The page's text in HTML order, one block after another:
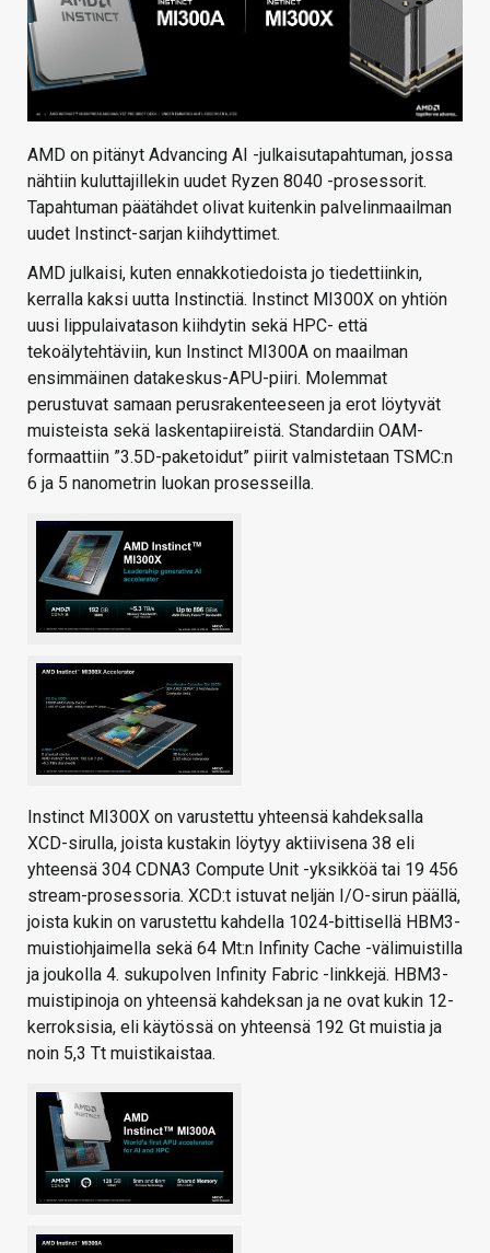
AMD on pitänyt Advancing AI -julkaisutapahtuman, jossa
nähtiin kuluttajillekin uudet Ryzen 8040 -prosessorit.
Tapahtuman päätähdet olivat kuitenkin palvelinmaailman
uudet Instinct-sarjan kiihdyttimet.
AMD julkaisi, kuten ennakkotiedoista jo tiedettiinkin,
kerralla kaksi uutta Instinctiä. Instinct MI300X on yhtiön
uusi lippulaivatason kiihdytin sekä HPC- että
tekoälytehtäviin, kun Instinct MI300A on maailman
ensimmäinen datakeskus-APU-piiri. Molemmat
perustuvat samaan perusrakenteeseen ja erot löytyvät
muisteista sekä laskentapiireistä. Standardiin OAM-
formaattiin ”3.5D-paketoidut” piirit valmistetaan TSMC:n
6 ja 5 nanometrin luokan prosesseilla.
Instinct MI300X on varustettu yhteensä kahdeksalla
XCD-sirulla, joista kustakin löytyy aktiivisena 38 eli
yhteensä 304 CDNA3 Compute Unit -yksikköä tai 19 456
stream-prosessoria. XCD:t istuvat neljän I/O-sirun päällä,
joista kukin on varustettu kahdella 1024-bittisellä HBM3-
muistiohjaimella sekä 64 Mt:n Infinity Cache -välimuistilla
ja joukolla 4. sukupolven Infinity Fabric -linkkejä. HBM3-
muistipinoja on yhteensä kahdeksan ja ne ovat kukin 12-
kerroksisia, eli käytössä on yhteensä 192 Gt muistia ja
noin 5,3 Tt muistikaistaa.